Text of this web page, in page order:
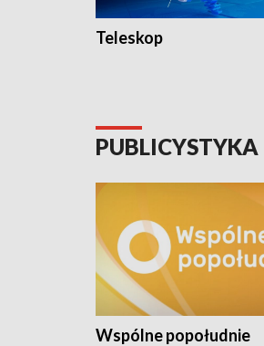
Teleskop
PUBLICYSTYKA
Wspólne popołudnie